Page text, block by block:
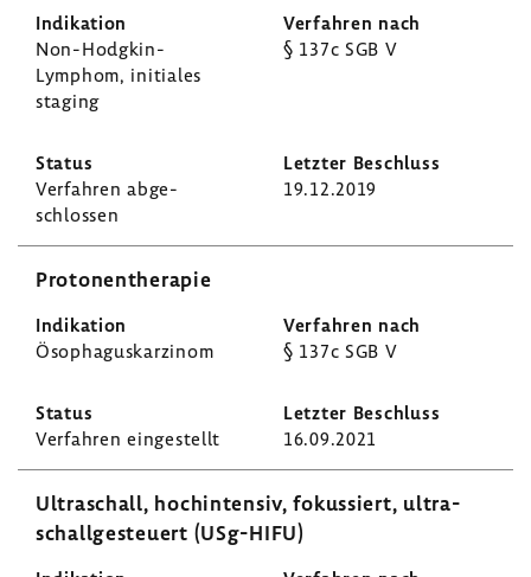
Non-​Hodgkin-
Lymphom, initiales
staging
§ 137c SGB V
Verfahren abge­
schlossen
19.12.2019
Proto­nen­the­rapie
Ösopha­gus­kar­zinom § 137c SGB V
Verfahren einge­stellt 16.09.2021
Ultra­schall, hoch­in­tensiv, fokus­siert, ultra­
schall­ge­steuert (USg-​HIFU)